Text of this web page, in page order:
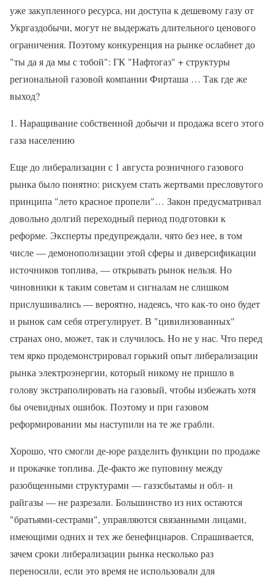
уже закупленного ресурса, ни доступа к дешевому газу от
Укргаздобычи, могут не выдержать длительного ценового
ограничения. Поэтому конкуренция на рынке ослабнет до
"ты да я да мы с тобой": ГК "Нафтогаз" + структуры
региональной газовой компании Фирташа … Так где же
выход?
1. Наращивание собственной добычи и продажа всего этого
газа населению
Еще до либерализации с 1 августа розничного газового
рынка было понятно: рискуем стать жертвами пресловутого
принципа "лето красное пропели"… Закон предусматривал
довольно долгий переходный период подготовки к
реформе. Эксперты предупреждали, чято без нее, в том
числе — демонополизации этой сферы и диверсификации
источников топлива, — открывать рынок нельзя. Но
чиновники к таким советам и сигналам не слишком
прислушивались — вероятно, надеясь, что как-то оно будет
и рынок сам себя отрегулирует. В "цивилизованных"
странах оно, может, так и случилось. Но не у нас. Что перед
тем ярко продемонстрировал горький опыт либерализации
рынка электроэнергии, который никому не пришло в
голову экстраполировать на газовый, чтобы избежать хотя
бы очевидных ошибок. Поэтому и при газовом
реформировании мы наступили на те же грабли.
Хорошо, что смогли де-юре разделить функции по продаже
и прокачке топлива. Де-факто же пуповину между
разобщенными структурами — газзсбытамы и обл- и
райгазы — не разрезали. Большинство из них остаются
"братьями-сестрами", управляются связанными лицами,
имеющими одних и тех же бенефициаров. Спрашивается,
зачем сроки либерализации рынка несколько раз
переносили, если это время не использовали для